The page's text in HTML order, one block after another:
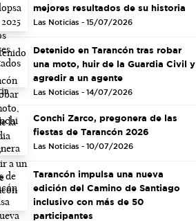
mejores resultados de su historia
Las Noticias - 15/07/2026
Detenido en Tarancón tras robar
una moto, huir de la Guardia Civil y
agredir a un agente
Las Noticias - 14/07/2026
Conchi Zarco, pregonera de las
fiestas de Tarancón 2026
Las Noticias - 10/07/2026
Tarancón impulsa una nueva
edición del Camino de Santiago
inclusivo con más de 50
participantes